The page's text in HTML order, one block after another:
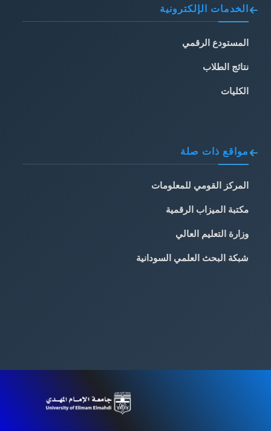
الخدمات الإلكترونية
المستودع الرقمي
نتائج الطلاب
الكليات
مواقع ذات صلة
المركز القومي للمعلومات
مكتبة الميزاب الرقمية
وزارة التعليم العالي
شبكة البحث العلمي السودانية